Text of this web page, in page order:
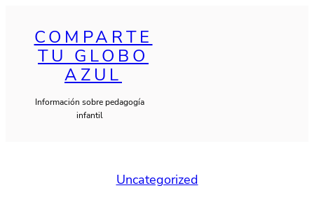
contenido
COMPARTE
TU GLOBO
AZUL
Información sobre pedagogía
infantil
Uncategorized